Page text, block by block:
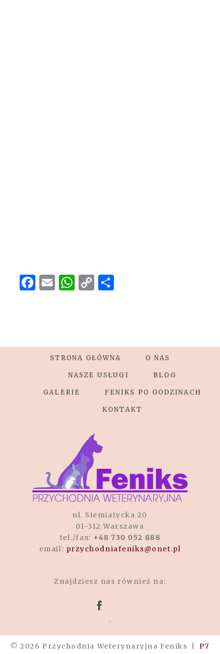
Facebook
Email
WhatsApp
Copy
Link
Share
STRONA GŁÓWNA O NAS
NASZE USŁUGI BLOG
GALERIE FENIKS PO GODZINACH
KONTAKT
ul. Siemiatycka 20
01-312 Warszawa
tel./fax: +48 730 052 888
email: przychodniafeniks@onet.pl
Znajdziesz nas również na:
.
© 2026 Przychodnia Weterynaryjna Feniks
P7